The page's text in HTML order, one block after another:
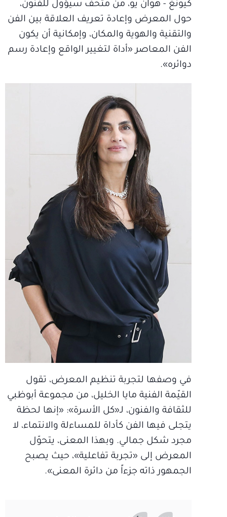
كيونغ - هوان يو، من متحف سيؤول للفنون،
حول المعرض وإعادة تعريف العلاقة بين الفن
والتقنية والهوية والمكان، وإمكانية أن يكون
الفن المعاصر «أداة لتغيير الواقع وإعادة رسم
دوائره».
في وصفها لتجربة تنظيم المعرض، تقول
القيّمة الفنية مايا الخليل، من مجموعة أبوظبي
للثقافة والفنون، لـ«كل الأسرة»: «إنها لحظة
يتجلى فيها الفن كأداة للمساءلة والانتماء، لا
مجرد شكل جمالي. وبهذا المعنى، يتحوّل
المعرض إلى «تجربة تفاعلية»، حيث يصبح
الجمهور ذاته جزءاً من دائرة المعنى».